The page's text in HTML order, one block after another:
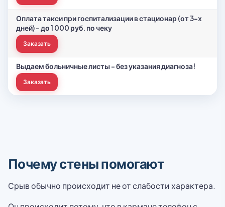
Оплата такси при госпитализации в стационар (от 3-х
дней) – до 1 000 руб. по чеку
Заказать
Выдаем больничные листы - без указания диагноза!
Заказать
Почему стены помогают
Срыв обычно происходит не от слабости характера.